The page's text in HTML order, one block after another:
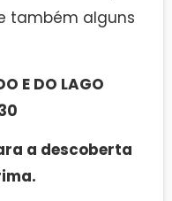
também alguns
E DO LAGO
a descoberta